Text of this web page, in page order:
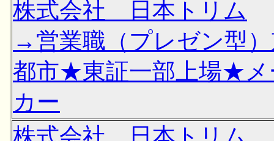
株式会社 日本トリム
→営業職（プレゼン型
都市★東証一部上場★メ
カー